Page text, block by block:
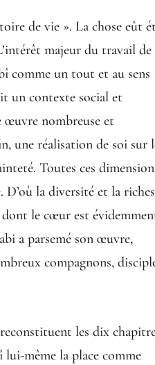
de vie ». La chose eût
majeur du travail de
comme un tout et au sens
un contexte social et
nombreuse et
une réalisation de soi sur
Toutes ces
D’où la diversité et la
le cœur est
a parsemé son œuvre,
compagnons,
les dix
lui-même la place comme